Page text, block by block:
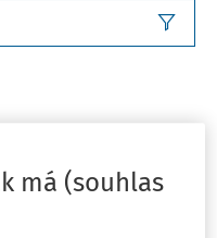
má (souhlas